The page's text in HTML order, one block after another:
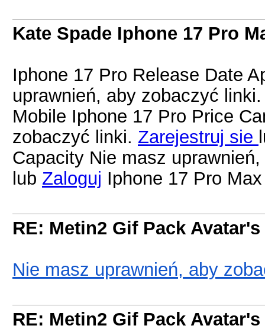
Kate Spade Iphone 17 Pro
Iphone 17 Pro Release Date
uprawnień, aby zobaczyć
Mobile Iphone 17 Pro Price
zobaczyć linki. Zarejestruj sie
Capacity Nie masz
lub Zaloguj Iphone 17 Pro
RE: Metin2 Gif Pack Avatar's
Nie masz uprawnień, aby
RE: Metin2 Gif Pack Avatar's